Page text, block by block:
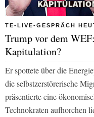
TE-LIVE-GESPRÄCH
Trump vor dem
Kapitulation?
Er spottete über die
die selbstzerstörerische
präsentierte eine
Technokraten aufhorchen